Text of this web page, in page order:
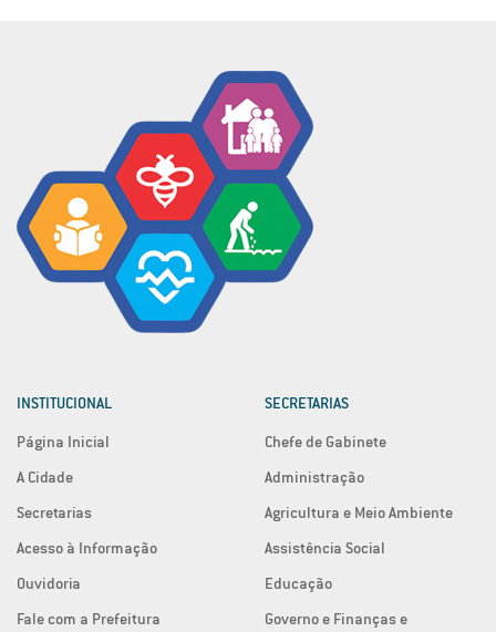
INSTITUCIONAL
Página Inicial
A Cidade
Secretarias
Acesso à Informação
Ouvidoria
Fale com a Prefeitura
SECRETARIAS
Chefe de Gabinete
Administração
Agricultura e Meio Ambiente
Assistência Social
Educação
Governo e Finanças e